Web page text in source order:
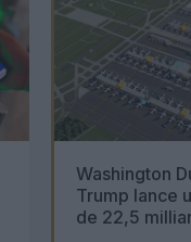
Washington
Trump lance
de 22,5